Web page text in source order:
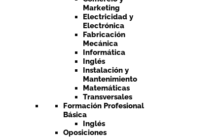
Marketing
Electricidad y
Electrónica
Fabricación
Mecánica
Informática
Inglés
Instalación y
Mantenimiento
Matemáticas
Transversales
Formación Profesional
Básica
Inglés
Oposiciones